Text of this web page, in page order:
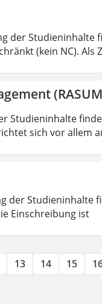
der Studieninhalte
(kein NC). Als
Studieninhalte
sich vor allem
der Studieninhalte
Einschreibung ist
13 14 15